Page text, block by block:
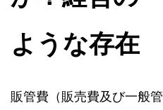
ような存在
販管費（販売費及び一般管